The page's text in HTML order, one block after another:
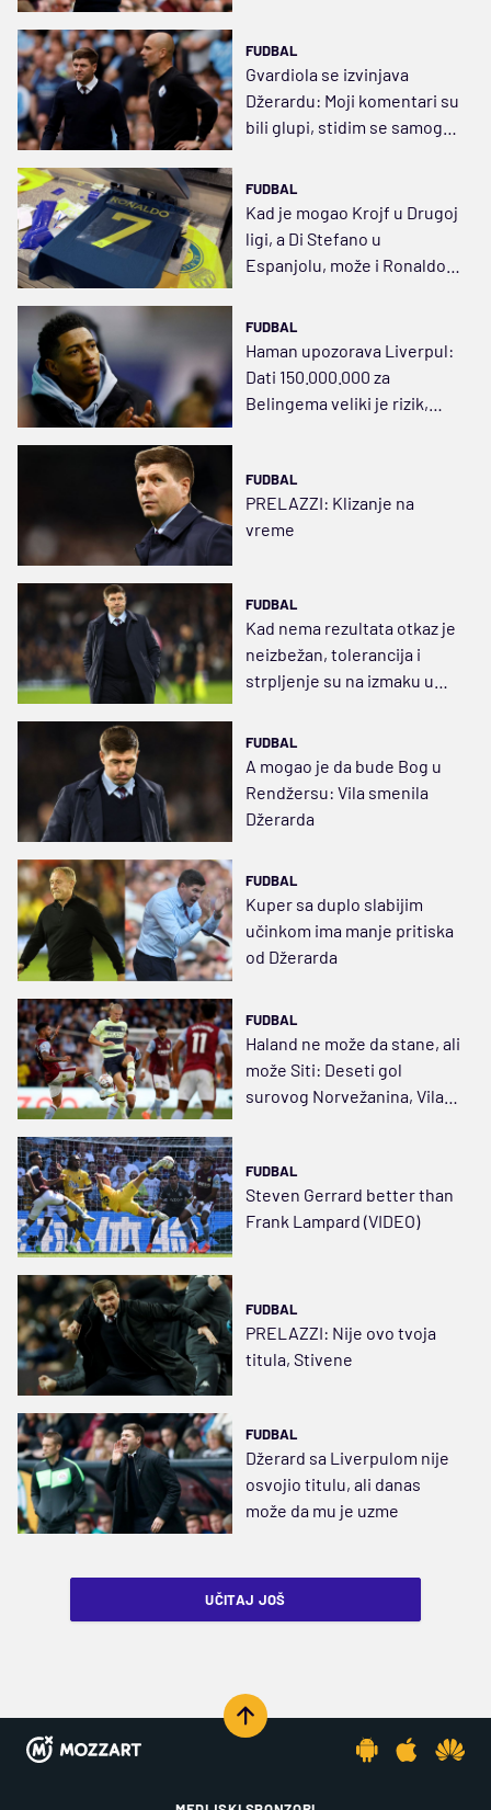
FUDBAL
Gvardiola se izvinjava
Džerardu: Moji komentari su
bili glupi, stidim se samog
FUDBAL
Kad je mogao Krojf u Drugoj
ligi, a Di Stefano u
Espanjolu, može i Ronaldo u
FUDBAL
Haman upozorava Liverpul:
Dati 150.000.000 za
Belingema veliki je rizik,
FUDBAL
PRELAZZI: Klizanje na
vreme
FUDBAL
Kad nema rezultata otkaz je
neizbežan, tolerancija i
strpljenje su na izmaku u
FUDBAL
A mogao je da bude Bog u
Rendžersu: Vila smenila
Džerarda
FUDBAL
Kuper sa duplo slabijim
učinkom ima manje pritiska
od Džerarda
FUDBAL
Haland ne može da stane, ali
može Siti: Deseti gol
surovog Norvežanina, Vila
FUDBAL
Steven Gerrard better than
Frank Lampard (VIDEO)
FUDBAL
PRELAZZI: Nije ovo tvoja
titula, Stivene
FUDBAL
Džerard sa Liverpulom nije
osvojio titulu, ali danas
može da mu je uzme
UČITAJ JOŠ